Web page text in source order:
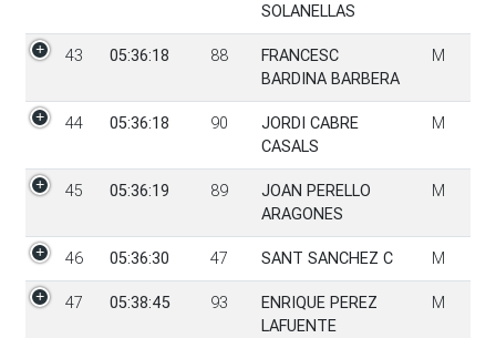
SOLANELLAS
43 05:36:18 88
FRANCESC
BARDINA BARBERA
M
44 05:36:18 90
JORDI CABRE
CASALS
M
45 05:36:19 89
JOAN PERELLO
ARAGONES
M
46 05:36:30 47 SANT SANCHEZ C M
47 05:38:45 93
ENRIQUE PEREZ
LAFUENTE
M